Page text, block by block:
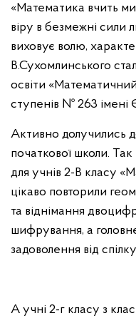
«Математика вчить
віру в безмежні сили
виховує волю,
В.Сухомлинського
освіти «Математичний
ступенів № 263 імені
Активно долучились
початкової школи.
для учнів 2-В класу
цікаво повторили
та віднімання
шифрування, а
задоволення від
А учні 2-г класу з